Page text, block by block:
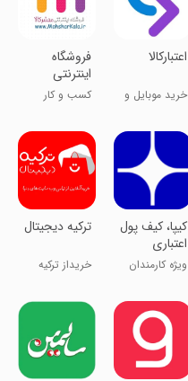
اعتبارکالا
خرید موبایل و
فروشگاه
اینترنتی
محشر کالا
کسب و کار
‏کیپا، کیف پول
اعتباری
ویژه کارمندان
دولتی
ترکیه دیجیتال
خریداز ترکیه